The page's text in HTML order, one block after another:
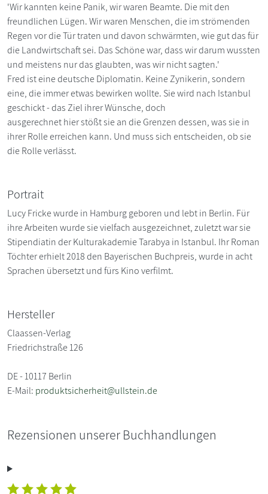
'Wir kannten keine Panik, wir waren Beamte. Die mit den
freundlichen Lügen. Wir waren Menschen, die im strömenden
Regen vor die Tür traten und davon schwärmten, wie gut das für
die Landwirtschaft sei. Das Schöne war, dass wir darum wussten
und meistens nur das glaubten, was wir nicht sagten.'
Fred ist eine deutsche Diplomatin. Keine Zynikerin, sondern
eine, die immer etwas bewirken wollte. Sie wird nach Istanbul
geschickt - das Ziel ihrer Wünsche, doch
ausgerechnet hier stößt sie an die Grenzen dessen, was sie in
ihrer Rolle erreichen kann. Und muss sich entscheiden, ob sie
die Rolle verlässt.
Portrait
Lucy Fricke wurde in Hamburg geboren und lebt in Berlin. Für
ihre Arbeiten wurde sie vielfach ausgezeichnet, zuletzt war sie
Stipendiatin der Kulturakademie Tarabya in Istanbul. Ihr Roman
Töchter erhielt 2018 den Bayerischen Buchpreis, wurde in acht
Sprachen übersetzt und fürs Kino verfilmt.
Hersteller
Claassen-Verlag
Friedrichstraße 126
DE - 10117 Berlin
E-Mail: produktsicherheit@ullstein.de
Rezensionen unserer Buchhandlungen